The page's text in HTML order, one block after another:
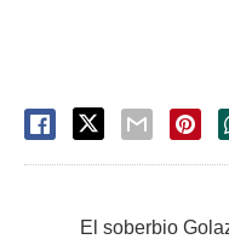
El soberbio